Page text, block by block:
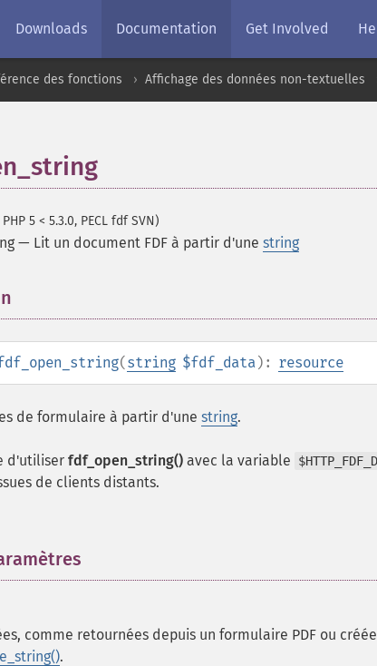
Downloads Documentation Get Involved
des fonctions Affichage des données non-textuelles
5 < 5.3.0, PECL fdf SVN)
— Lit un document FDF à partir d'une string
(string $fdf_data): resource
de formulaire à partir d'une string.
d'utiliser fdf_open_string() avec la variable
de clients distants.
comme retournées depuis un formulaire PDF ou
.